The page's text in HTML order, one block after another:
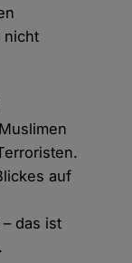
nicht
auf
das ist